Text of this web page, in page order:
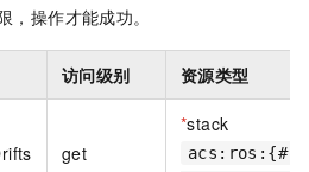
，操作才能成功。
访问级别 资源类型
get
*stack